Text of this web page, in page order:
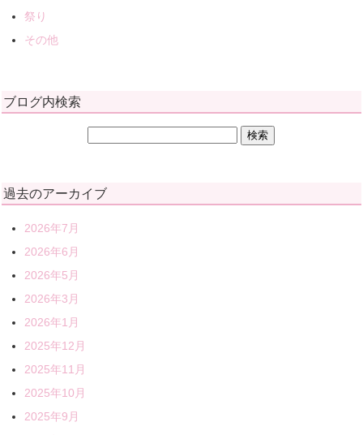
祭り
その他
ブログ内検索
過去のアーカイブ
2026年7月
2026年6月
2026年5月
2026年3月
2026年1月
2025年12月
2025年11月
2025年10月
2025年9月